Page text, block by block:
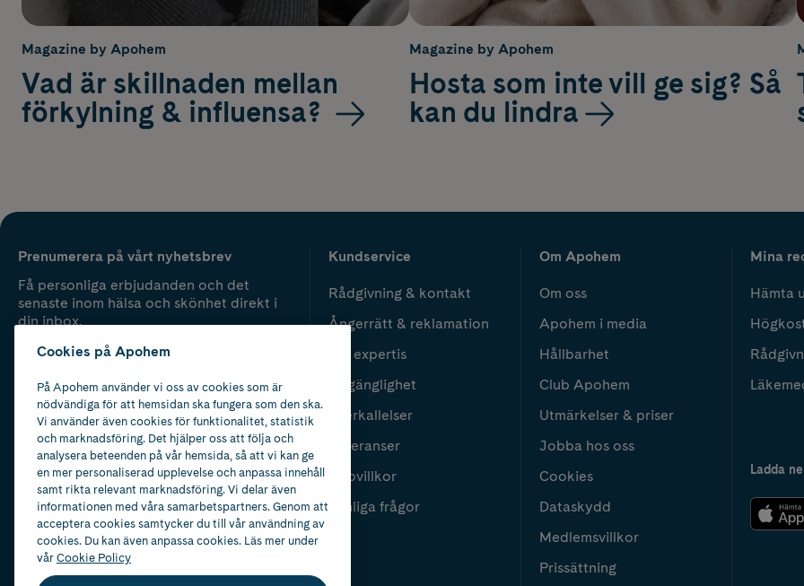
Magazine by Apohem
Vad är skillnaden mellan
förkylning & influensa?
Magazine by Apohem
Hosta som inte vill ge sig? Så
kan du lindra
Prenumerera på vårt nyhetsbrev
Få personliga erbjudanden och det
senaste inom hälsa och skönhet direkt i
din inbox.
Kundservice
Rådgivning & kontakt
Ångerrätt & reklamation
Vår expertis
Tillgänglighet
Återkallelser
Leveranser
Köpvillkor
Vanliga frågor
Om Apohem
Om oss
Apohem i media
Hållbarhet
Club Apohem
Utmärkelser & priser
Jobba hos oss
Cookies
Dataskydd
Medlemsvillkor
Prissättning
Mina
Hämta
Ladda
Cookies på Apohem
På Apohem använder vi oss av cookies som är
nödvändiga för att hemsidan ska fungera som den ska.
Vi använder även cookies för funktionalitet, statistik
och marknadsföring. Det hjälper oss att följa och
analysera beteenden på vår hemsida, så att vi kan ge
en mer personaliserad upplevelse och anpassa innehåll
samt rikta relevant marknadsföring. Vi delar även
informationen med våra samarbetspartners. Genom att
acceptera cookies samtycker du till vår användning av
cookies. Du kan även anpassa cookies. Läs mer under
vårCookie Policy